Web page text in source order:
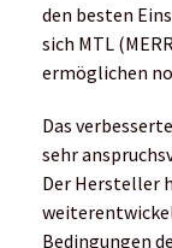
den besten
sich MTL
ermöglichen
Das
sehr
Der Hersteller
Bedingungen